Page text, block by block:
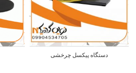
دستگاه پیکسل چرخشی